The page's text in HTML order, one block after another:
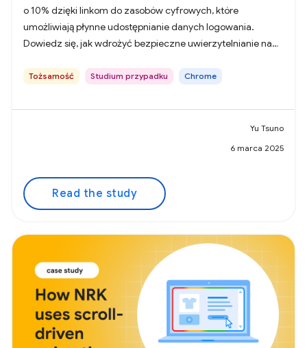
o 10% dzięki linkom do zasobów cyfrowych, które
umożliwiają płynne udostępnianie danych logowania.
Dowiedz się, jak wdrożyć bezpieczne uwierzytelnianie na
Tożsamość Studium przypadku Chrome
Yu Tsuno
6 marca 2025
Read the study